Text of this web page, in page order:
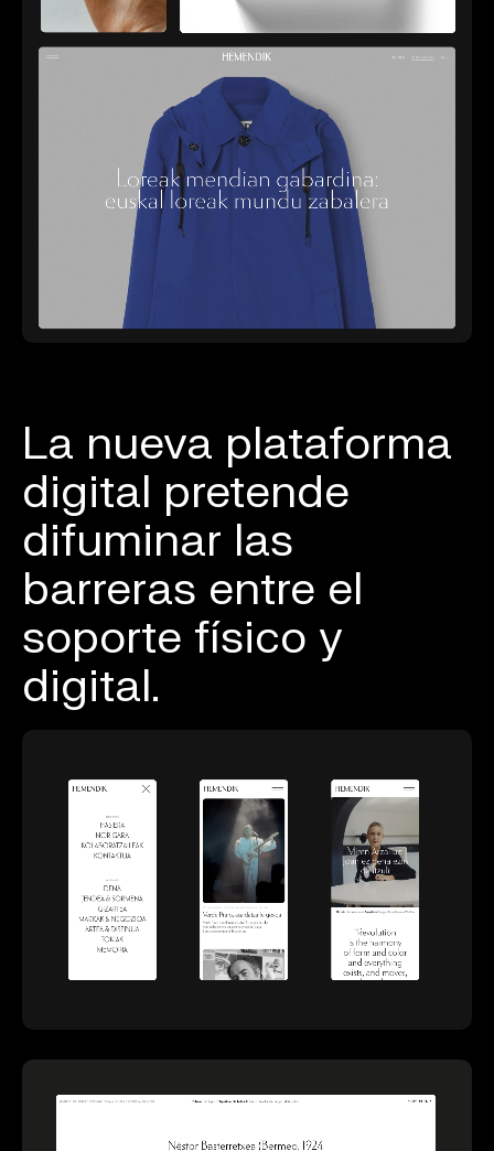
La nueva plataforma
digital pretende
difuminar las
barreras entre el
soporte físico y
digital.